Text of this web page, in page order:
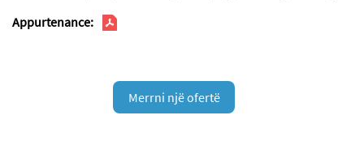
Appurtenance:
Merrni një ofertë